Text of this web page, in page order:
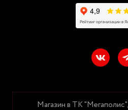
Магазин в ТК